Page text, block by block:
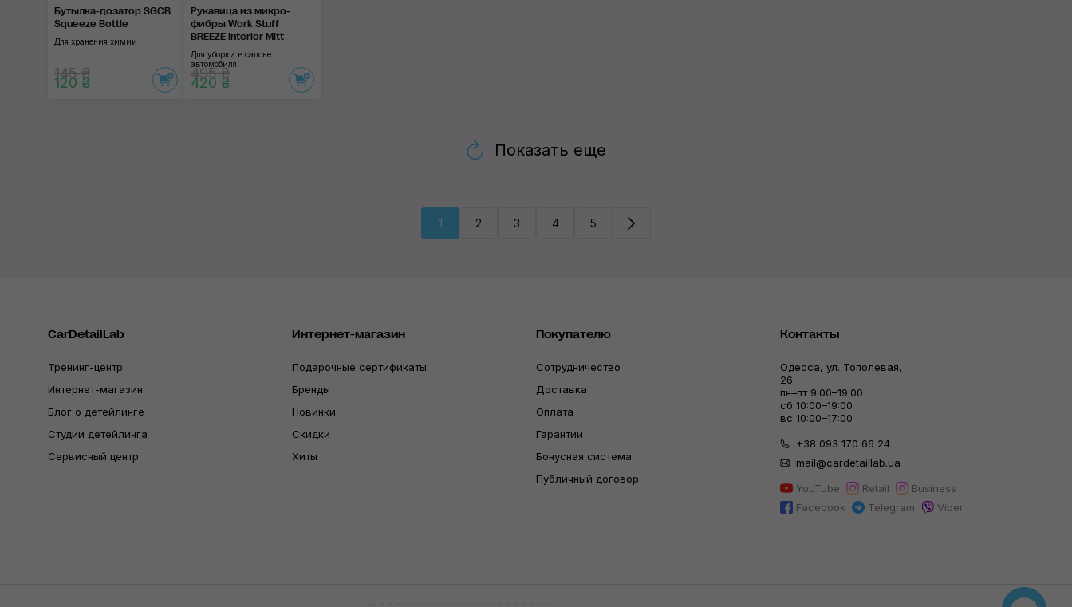
Бутылка-дозатор SGCB
Squeeze Bottle
Для хранения химии
145 ₴
120 ₴
Рукавица из микро­
фибры Work Stuff
BREEZE Interior Mitt
Для уборки в салоне
автомобиля
495 ₴
420 ₴
Показать еще
1 2 3 4 5
CarDetailLab
Тренинг-центр
Интернет-магазин
Блог о детейлинге
Студии детейлинга
Сервисный центр
Интернет-магазин
Подарочные сертификаты
Бренды
Новинки
Скидки
Хиты
Покупателю
Сотрудничество
Доставка
Оплата
Гарантии
Бонусная система
Публичный договор
Контакты
Одесса, ул. Тополевая,
26
пн–пт 9:00–19:00
сб 10:00–19:00
вс 10:00–17:00
+38 093 170 66 24
mail@cardetaillab.ua
YouTube
Retail
Business
Facebook
Telegram Viber